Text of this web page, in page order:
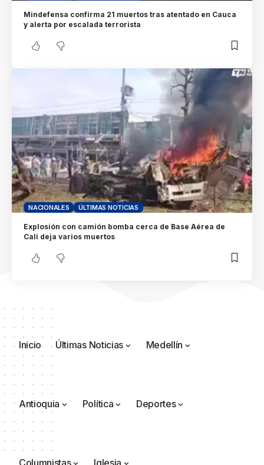
Mindefensa confirma 21 muertos tras atentado en Cauca
y alerta por escalada terrorista
NACIONALES ÚLTIMAS NOTICIAS
Explosión con camión bomba cerca de Base Aérea de
Cali deja varios muertos
Inicio Últimas Noticias Medellín
Antioquia Política Deportes